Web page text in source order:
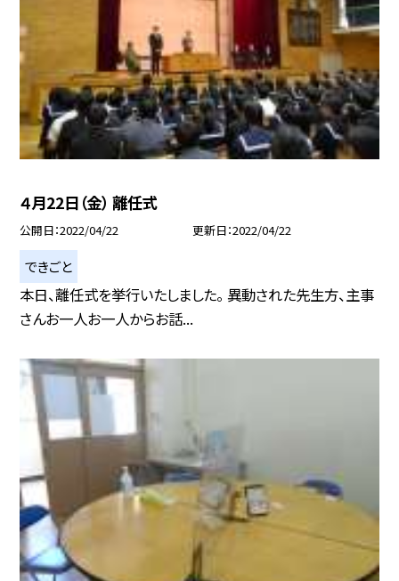
４月22日（金） 離任式
公開日 2022/04/22 更新日 2022/04/22
できごと
本日、離任式を挙行いたしました。 異動された先生方、主事
さんお一人お一人からお話...